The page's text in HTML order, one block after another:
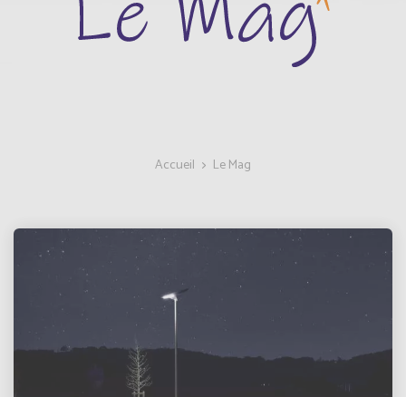
Accueil Le Mag